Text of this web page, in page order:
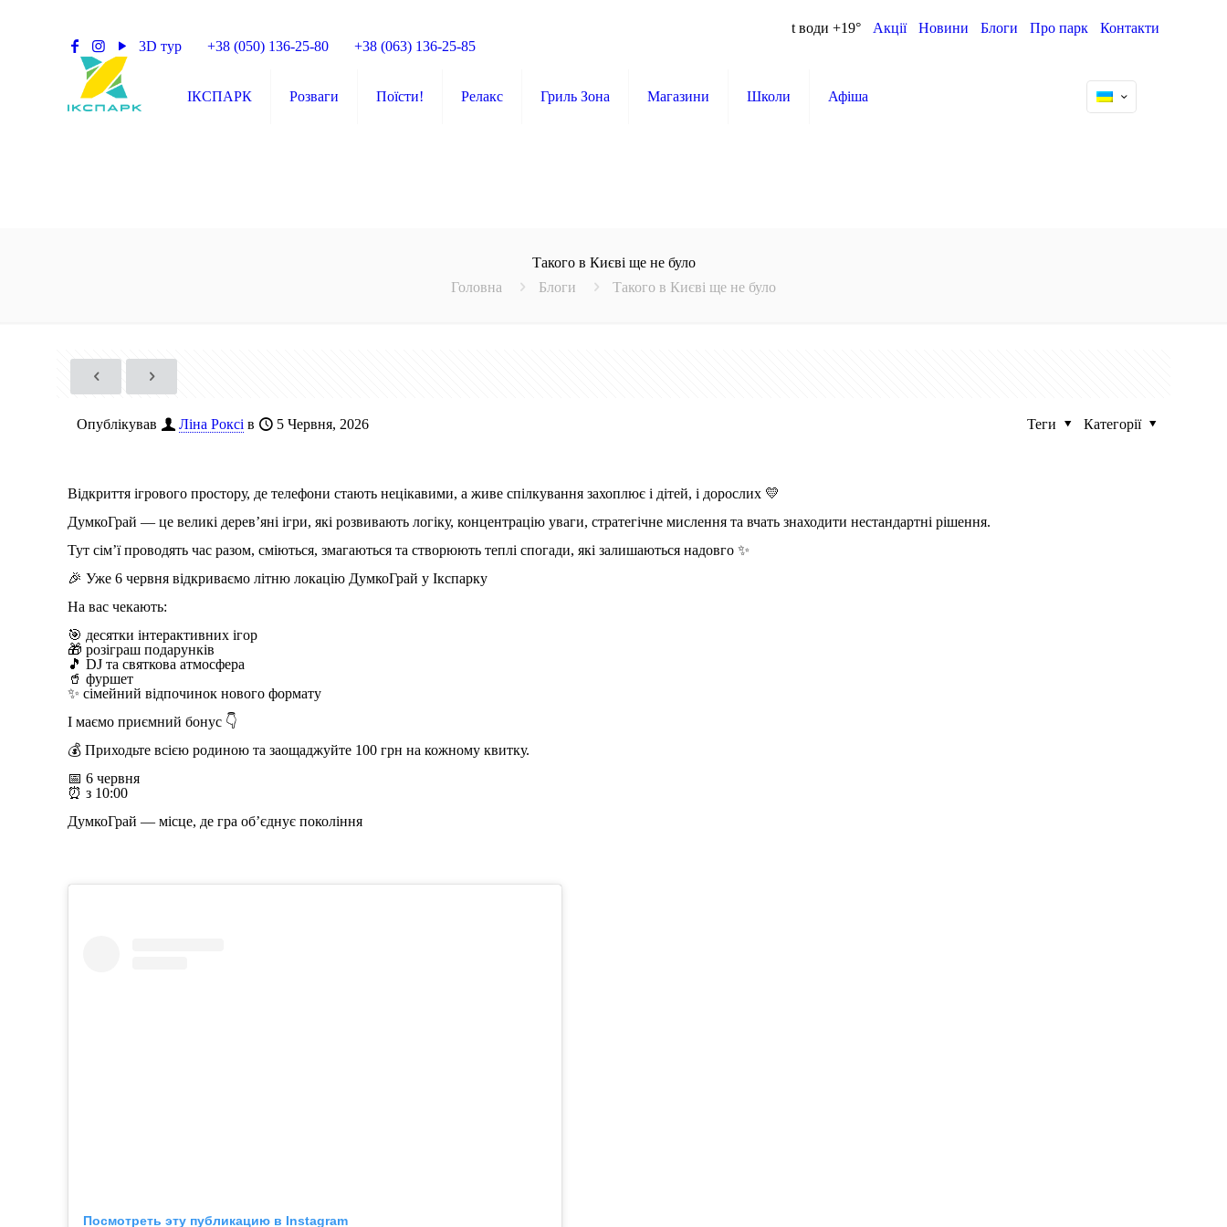
3D тур +38 (050) 136-25-80 +38 (063) 136-25-85
t води +19° Акції Новини Блоги Про парк Контакти
ІКСПАРК Розваги Поїсти! Релакс Гриль Зона Магазини Школи Афіша
Такого в Києві ще не було
Головна
Блоги Такого в Києві ще не було
Опублікував Ліна Роксі в 5 Червня, 2026 Категорії
Теги
Відкриття ігрового простору, де телефони стають нецікавими, а живе спілкування захоплює і дітей, і дорослих 💛
ДумкоГрай — це великі дерев’яні ігри, які розвивають логіку, концентрацію уваги, стратегічне мислення та вчать знаходити нестандартні рішення.
Тут сім’ї проводять час разом, сміються, змагаються та створюють теплі спогади, які залишаються надовго ✨
🎉 Уже 6 червня відкриваємо літню локацію ДумкоГрай у Ікспарку
На вас чекають:
🎯 десятки інтерактивних ігор
🎁 розіграш подарунків
🎵 DJ та святкова атмосфера
🥤 фуршет
✨ сімейний відпочинок нового формату
І маємо приємний бонус 👇
💰 Приходьте всією родиною та заощаджуйте 100 грн на кожному квитку.
📅 6 червня
⏰ з 10:00
ДумкоГрай — місце, де гра об’єднує покоління
Посмотреть эту публикацию в Instagram